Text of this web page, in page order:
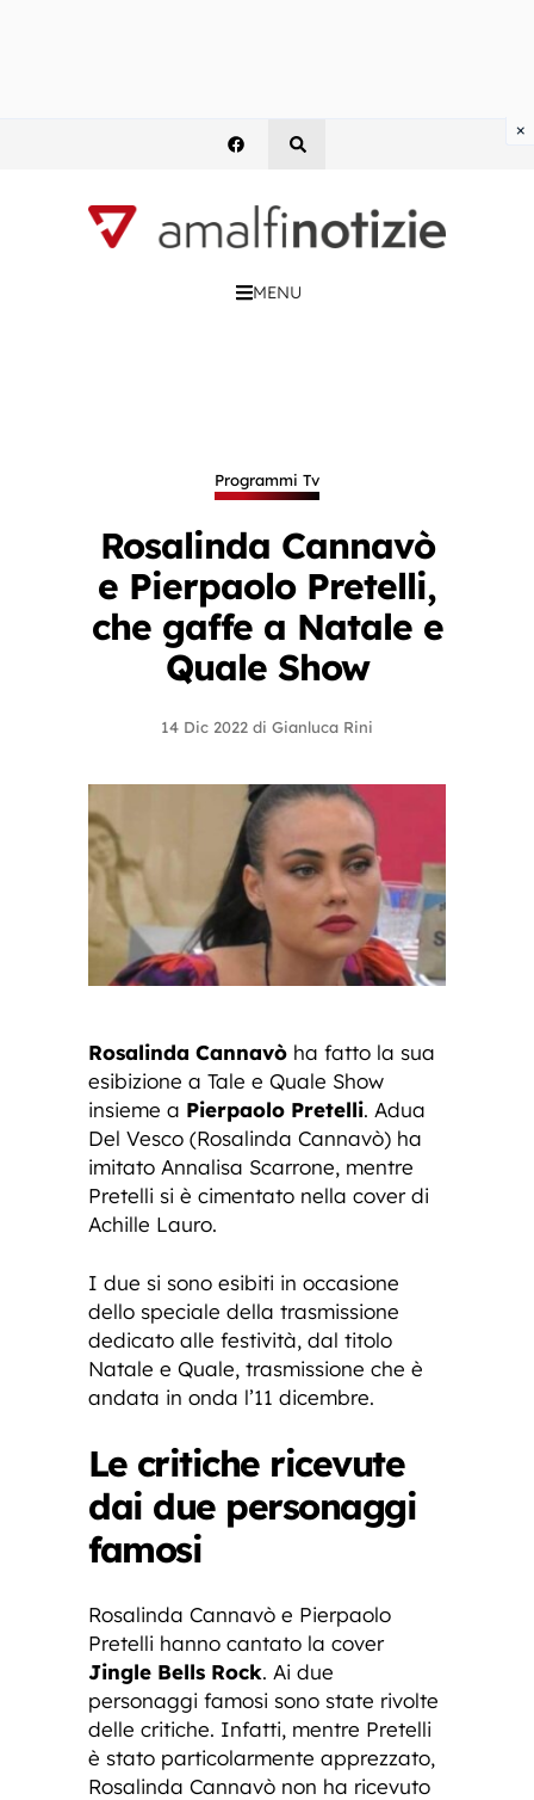
MENU
Programmi Tv
Rosalinda Cannavò
e Pierpaolo Pretelli,
che gaffe a Natale e
Quale Show
14 Dic 2022 di Gianluca Rini
Rosalinda Cannavò ha fatto la sua
esibizione a Tale e Quale Show
insieme a Pierpaolo Pretelli. Adua
Del Vesco (Rosalinda Cannavò) ha
imitato Annalisa Scarrone, mentre
Pretelli si è cimentato nella cover di
Achille Lauro.
I due si sono esibiti in occasione
dello speciale della trasmissione
dedicato alle festività, dal titolo
Natale e Quale, trasmissione che è
andata in onda l’11 dicembre.
Le critiche ricevute
dai due personaggi
famosi
Rosalinda Cannavò e Pierpaolo
Pretelli hanno cantato la cover
Jingle Bells Rock. Ai due
personaggi famosi sono state rivolte
delle critiche. Infatti, mentre Pretelli
è stato particolarmente apprezzato,
Rosalinda Cannavò non ha ricevuto
×